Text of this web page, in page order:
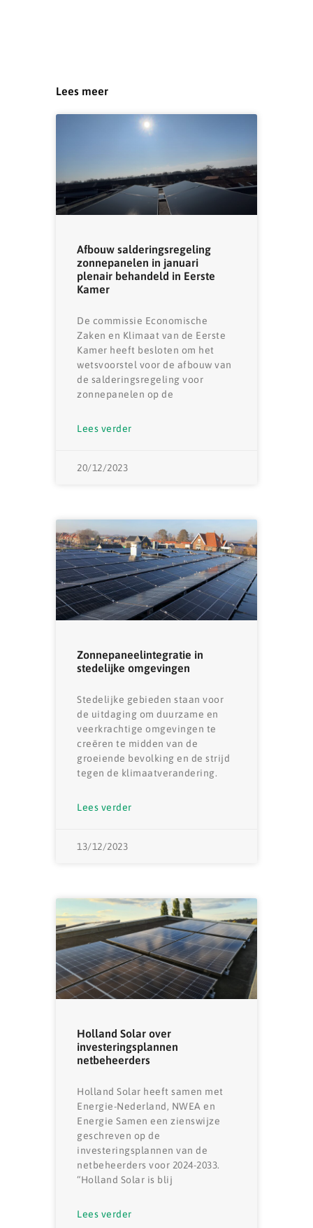
Lees meer
Afbouw salderingsregeling
zonnepanelen in januari
plenair behandeld in Eerste
Kamer
De commissie Economische
Zaken en Klimaat van de Eerste
Kamer heeft besloten om het
wetsvoorstel voor de afbouw van
de salderingsregeling voor
zonnepanelen op de
Lees verder
20/12/2023
Zonnepaneelintegratie in
stedelijke omgevingen
Stedelijke gebieden staan ​​voor
de uitdaging om duurzame en
veerkrachtige omgevingen te
creëren te midden van de
groeiende bevolking en de strijd
tegen de klimaatverandering.
Lees verder
13/12/2023
Holland Solar over
investeringsplannen
netbeheerders
Holland Solar heeft samen met
Energie-Nederland, NWEA en
Energie Samen een zienswijze
geschreven op de
investeringsplannen van de
netbeheerders voor 2024-2033.
“Holland Solar is blij
Lees verder